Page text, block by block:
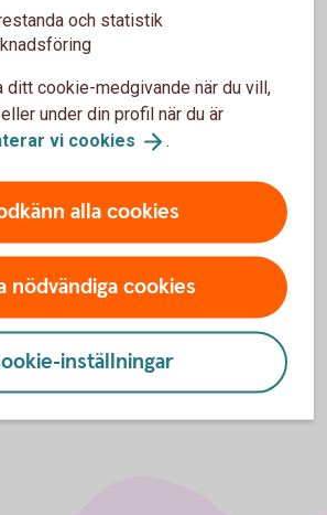
Så funkar det
Lyckoslanten
och slösa
och statistik
ditt cookie-medgivande när du vill,
under din profil när du är
vi cookies .
alla cookies
nödvändiga cookies
inställningar